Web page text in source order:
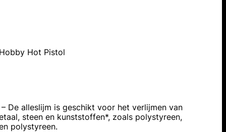
Hot Pistol
De alleslijm is geschikt voor het verlijmen van
steen en kunststoffen*, zoals polystyreen,
polystyreen.